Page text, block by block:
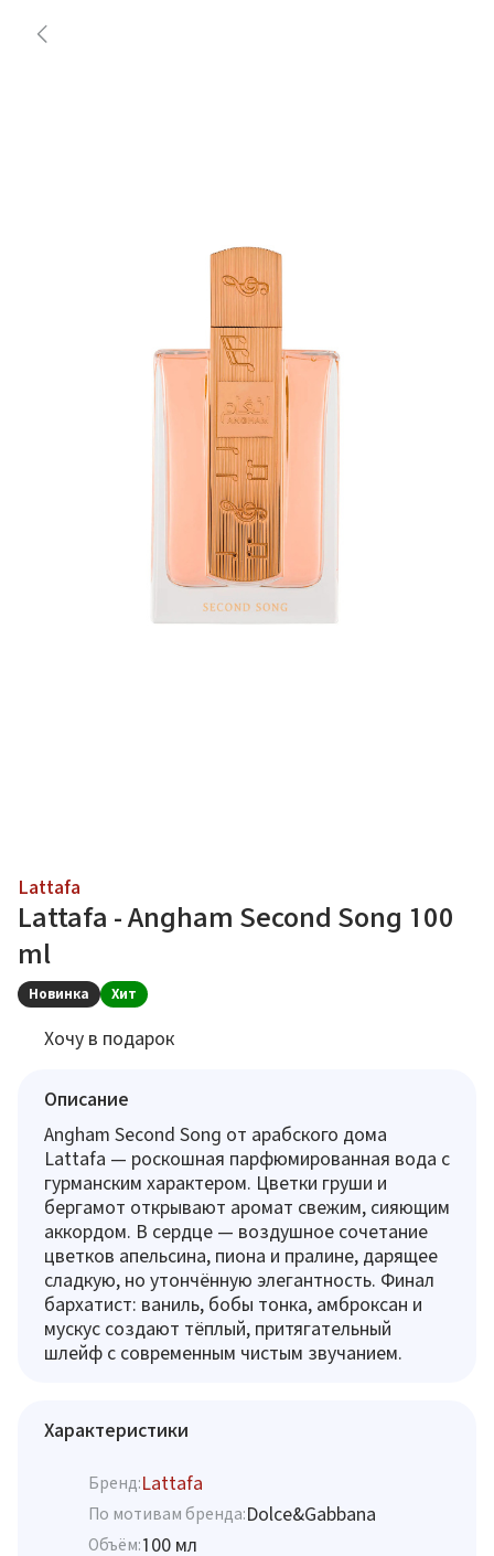
Lattafa
Lattafa - Angham Second Song 100
ml
Новинка Хит
Хочу в подарок
Описание
Angham Second Song от арабского дома
Lattafa — роскошная парфюмированная вода с
гурманским характером. Цветки груши и
бергамот открывают аромат свежим, сияющим
аккордом. В сердце — воздушное сочетание
цветков апельсина, пиона и пралине, дарящее
сладкую, но утончённую элегантность. Финал
бархатист: ваниль, бобы тонка, амброксан и
мускус создают тёплый, притягательный
шлейф с современным чистым звучанием.
Характеристики
Бренд:Lattafa
По мотивам бренда:Dolce&Gabbana
Объём:100 мл